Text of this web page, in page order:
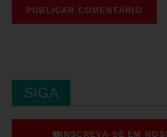
SIGA
INSCREVA-SE EM